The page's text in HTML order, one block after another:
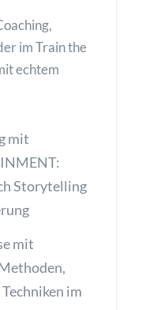
im Train the
echtem
mit
Storytelling
mit
im